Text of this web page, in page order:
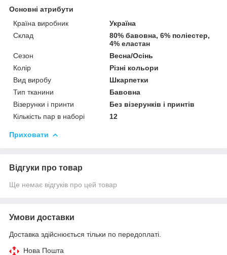
Основні атрибути
Країна виробник
Україна
Склад
80% бавовна, 6% поліестер,
4% еластан
Сезон
Весна/Осінь
Колір
Різні кольори
Вид виробу
Шкарпетки
Тип тканини
Бавовна
Візерунки і принти
Без візерунків і принтів
Кількість пар в наборі
12
Приховати
Відгуки про товар
Ще немає відгуків про цей товар
Умови доставки
Доставка здійснюється тільки по передоплаті.
Нова Пошта